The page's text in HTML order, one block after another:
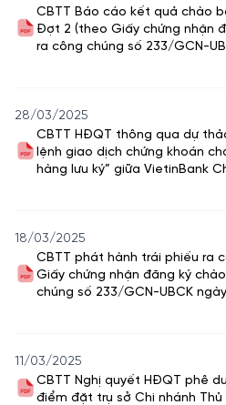
CBTT Báo cáo kết quả chào
Đợt 2 (theo Giấy chứng nhận
ra công chúng số 233/GCN-
28/03/2025
CBTT HĐQT thông qua dự
lệnh giao dịch chứng khoán
hàng lưu ký” giữa VietinBank
18/03/2025
CBTT phát hành trái phiếu ra
Giấy chứng nhận đăng ký
chúng số 233/GCN-UBCK
11/03/2025
CBTT Nghị quyết HĐQT phê
điểm đặt trụ sở Chi nhánh